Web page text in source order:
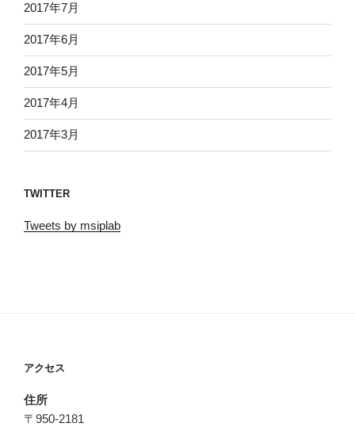
2017年7月
2017年6月
2017年5月
2017年4月
2017年3月
TWITTER
Tweets by msiplab
アクセス
住所
〒950-2181